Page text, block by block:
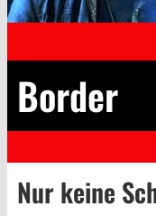
Border
Nur keine